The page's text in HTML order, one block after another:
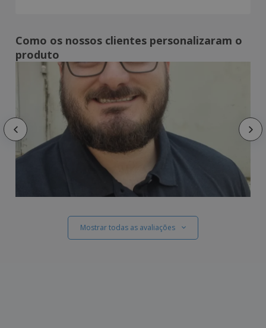
Como os nossos clientes personalizaram o
produto
Mostrar todas as avaliações